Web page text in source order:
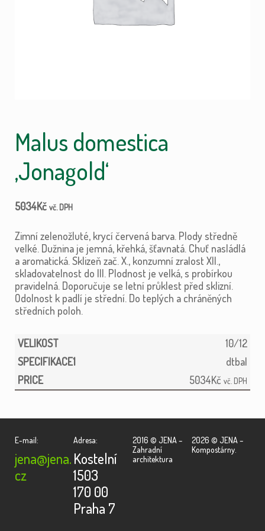
Malus domestica
‚Jonagold‘
5034Kč vč. DPH
Zimní zelenožluté, krycí červená barva. Plody středně
velké. Dužnina je jemná, křehká, šťavnatá. Chuť nasládlá
a aromatická. Sklizeň zač. X., konzumní zralost XII.,
skladovatelnost do III. Plodnost je velká, s probírkou
pravidelná. Doporučuje se letní průklest před sklizní.
Odolnost k padlí je střední. Do teplých a chráněných
středních poloh.
10/12
dtbal
5034Kč vč. DPH
E-mail:
jena@jena.
cz
Adresa:
Kostelní
1503
170 00
Praha 7
2016 © JENA –
Zahradní
architektura
2026 © JENA –
Kompostárny.